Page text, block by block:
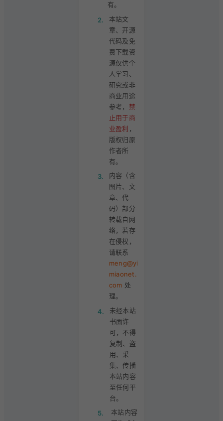
有。
2.
本站文
章、开源
代码及免
费下载资
源仅供个
人学习、
研究或非
商业用途
参考， 禁
止用于商
业盈利 ，
版权归原
作者所
有。
3.
内容（含
图片、文
章、代
码）部分
转载自网
络，若存
在侵权，
请联系
meng@yi
miaonet.
com 处
理。
4.
未经本站
书面许
可，不得
复制、盗
用、采
集、传播
本站内容
至任何平
台。
5.
本站内容